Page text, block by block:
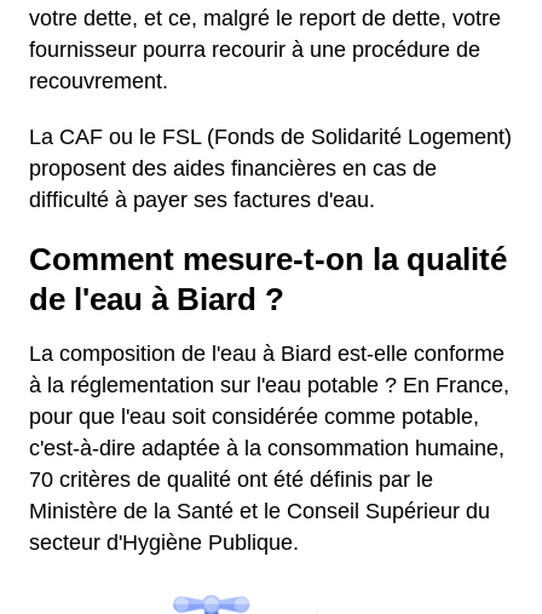
votre dette, et ce, malgré le report de dette, votre
fournisseur pourra recourir à une procédure de
recouvrement.
La CAF ou le FSL (Fonds de Solidarité Logement)
proposent des aides financières en cas de
difficulté à payer ses factures d'eau.
Comment mesure-t-on la qualité
de l'eau à Biard ?
La composition de l'eau à Biard est-elle conforme
à la réglementation sur l'eau potable ? En France,
pour que l'eau soit considérée comme potable,
c'est-à-dire adaptée à la consommation humaine,
70 critères de qualité ont été définis par le
Ministère de la Santé et le Conseil Supérieur du
secteur d'Hygiène Publique.